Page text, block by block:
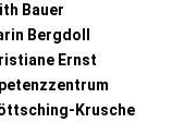
Bauer
Bergdoll
Ernst
Krusche